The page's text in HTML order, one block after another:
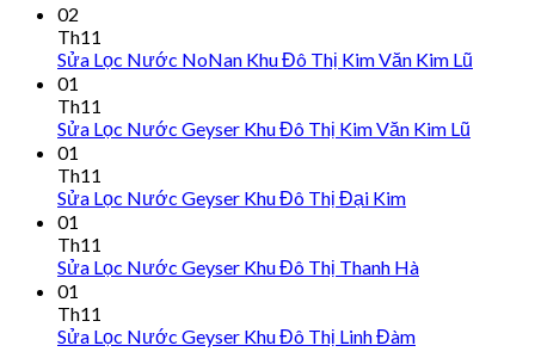
02
Th11
Sửa Lọc Nước NoNan Khu Đô Thị Kim Văn Kim Lũ
01
Th11
Sửa Lọc Nước Geyser Khu Đô Thị Kim Văn Kim Lũ
01
Th11
Sửa Lọc Nước Geyser Khu Đô Thị Đại Kim
01
Th11
Sửa Lọc Nước Geyser Khu Đô Thị Thanh Hà
01
Th11
Sửa Lọc Nước Geyser Khu Đô Thị Linh Đàm